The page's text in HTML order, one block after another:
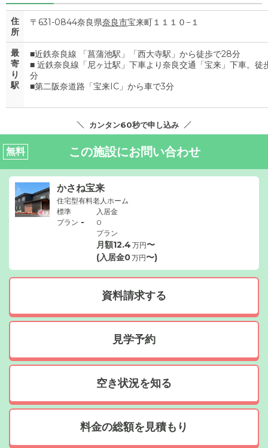
住
所
〒631-0844奈良県奈良市宝来町１１１０−１
最
寄
り
駅
■近鉄奈良線 「菖蒲池駅」「西大寺駅」から徒歩で28分
■ 近鉄奈良線「尼ヶ辻駅」下車より奈良交通「宝来」下車。徒
■第二阪奈道路「宝来IC」から車で3分
カンタン60秒で申し込み
無料 この施設にお問い合わせ
かさね宝来
住宅型有料老人ホーム
標準
プラン -
入居金
0
プラン
月額12.4 万円〜
(入居金0万円〜)
資料請求する
見学予約
空き状況を知る
料金の総額を見積もり